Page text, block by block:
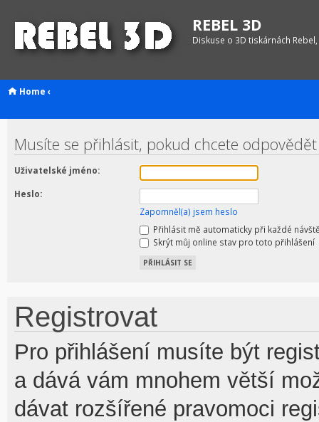
REBEL 3D
Diskuse o 3D tiskárnách
Home ‹
Musíte se přihlásit, pokud chcete
Uživatelské jméno:
Heslo:
Zapomněl(a) jsem heslo
Přihlásit mě automaticky při každé
Skrýt můj online stav pro toto přihlášení
Registrovat
Pro přihlášení musíte být
a dává vám mnohem větší
dávat rozšířené pravomoci